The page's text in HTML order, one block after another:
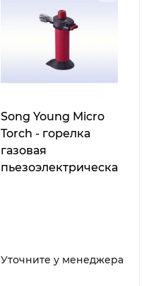
Song Young Micro
Torch - горелка
газовая
пьезоэлектрическая
Уточните у менеджера